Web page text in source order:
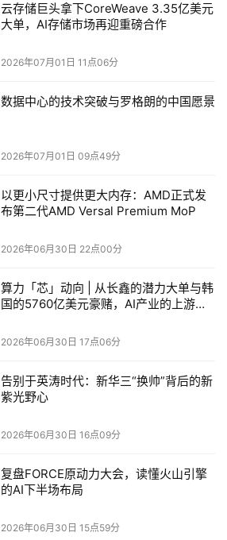
云存储巨头拿下CoreWeave 3.35亿美元
大单，AI存储市场再迎重磅合作
2026年07月01日 11点06分
数据中心的技术突破与罗格朗的中国愿景
2026年07月01日 09点49分
以更小尺寸提供更大内存：AMD正式发
布第二代AMD Versal Premium MoP
2026年06月30日 22点00分
算力「芯」动向 | 从长鑫的潜力大单与韩
国的5760亿美元豪赌，AI产业的上游正
转移
2026年06月30日 17点06分
告别于英涛时代：新华三“换帅”背后的新
紫光野心
2026年06月30日 16点09分
复盘FORCE原动力大会，读懂火山引擎
的AI下半场布局
2026年06月30日 15点59分